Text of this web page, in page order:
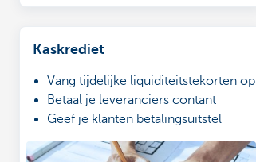
Kaskrediet
Vang tijdelijke liquiditeitstekorten op
Betaal je leveranciers contant
Geef je klanten betalingsuitstel